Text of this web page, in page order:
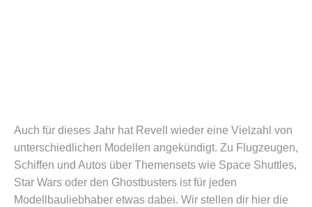
Auch für dieses Jahr hat Revell wieder eine Vielzahl von
unterschiedlichen Modellen angekündigt. Zu Flugzeugen,
Schiffen und Autos über Themensets wie Space Shuttles,
Star Wars oder den Ghostbusters ist für jeden
Modellbauliebhaber etwas dabei. Wir stellen dir hier die